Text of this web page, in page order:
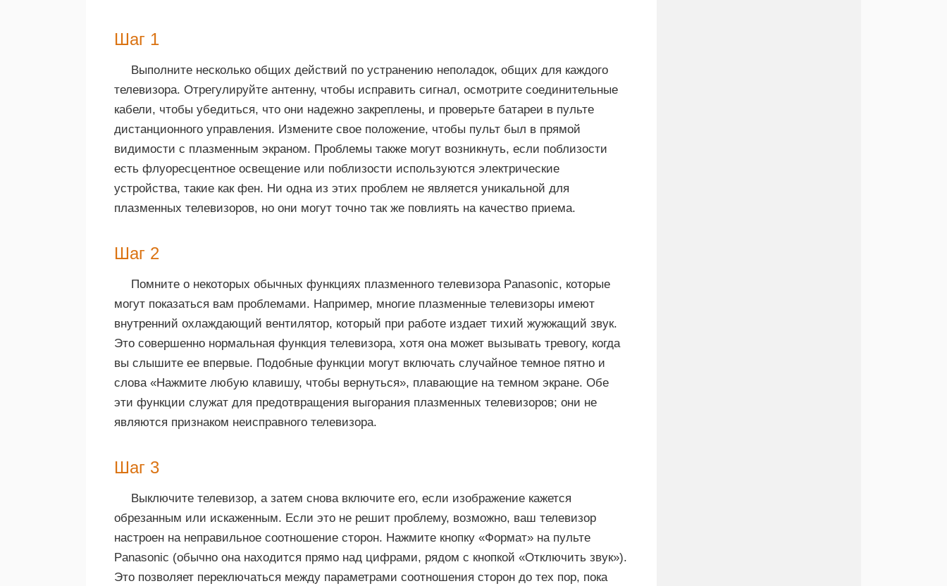
Шаг 1
Выполните несколько общих действий по устранению неполадок, общих для каждого
телевизора. Отрегулируйте антенну, чтобы исправить сигнал, осмотрите соединительные
кабели, чтобы убедиться, что они надежно закреплены, и проверьте батареи в пульте
дистанционного управления. Измените свое положение, чтобы пульт был в прямой
видимости с плазменным экраном. Проблемы также могут возникнуть, если поблизости
есть флуоресцентное освещение или поблизости используются электрические
устройства, такие как фен. Ни одна из этих проблем не является уникальной для
плазменных телевизоров, но они могут точно так же повлиять на качество приема.
Шаг 2
Помните о некоторых обычных функциях плазменного телевизора Panasonic, которые
могут показаться вам проблемами. Например, многие плазменные телевизоры имеют
внутренний охлаждающий вентилятор, который при работе издает тихий жужжащий звук.
Это совершенно нормальная функция телевизора, хотя она может вызывать тревогу, когда
вы слышите ее впервые. Подобные функции могут включать случайное темное пятно и
слова «Нажмите любую клавишу, чтобы вернуться», плавающие на темном экране. Обе
эти функции служат для предотвращения выгорания плазменных телевизоров; они не
являются признаком неисправного телевизора.
Шаг 3
Выключите телевизор, а затем снова включите его, если изображение кажется
обрезанным или искаженным. Если это не решит проблему, возможно, ваш телевизор
настроен на неправильное соотношение сторон. Нажмите кнопку «Формат» на пульте
Panasonic (обычно она находится прямо над цифрами, рядом с кнопкой «Отключить звук»).
Это позволяет переключаться между параметрами соотношения сторон до тех пор, пока